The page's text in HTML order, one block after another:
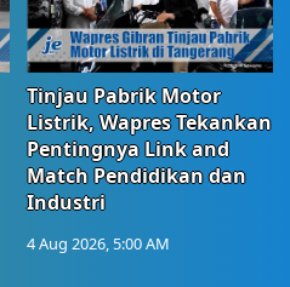
Tinjau Pabrik Motor
Listrik, Wapres Tekankan
Pentingnya Link and
Match Pendidikan dan
Industri
4 Aug 2026, 5:00 AM